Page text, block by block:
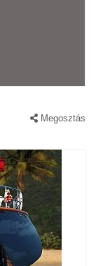
Megosztás